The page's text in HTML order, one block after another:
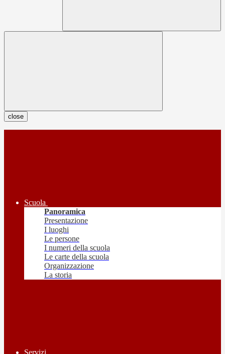
close
Scuola
Panoramica
Presentazione
I luoghi
Le persone
I numeri della scuola
Le carte della scuola
Organizzazione
La storia